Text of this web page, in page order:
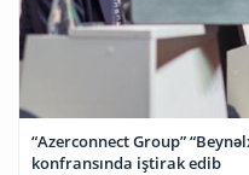
“Azerconnect Group”
konfransında iştirak edib